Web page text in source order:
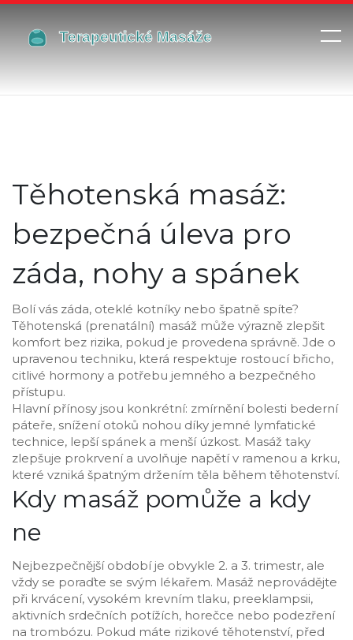
Těhotenská masáž:
bezpečná úleva pro
záda, nohy a spánek
Bolí vás záda, oteklé kotníky nebo špatně spíte?
Těhotenská (prenatální) masáž může výrazně zlepšit
komfort bez rizika, pokud je provedena správně. Jde o
upravenou techniku, která respektuje rostoucí břicho,
citlivé hormony a potřebu jemného a bezpečného
přístupu.
Hlavní přínosy jsou konkrétní: zmírnění bolesti bederní
páteře, snížení otoků nohou díky jemné lymfatické
technice, lepší spánek a menší úzkost. Masáž taky
zlepšuje prokrvení a uvolňuje napětí v ramenou a krku,
které vzniká špatným držením těla během těhotenství.
Kdy masáž pomůže a kdy
ne
Nejbezpečnější období je obvykle 2. a 3. trimestr, ale
vždy se poraďte se svým lékařem. Masáž neprovádějte
při krvácení, vysokém krevním tlaku, preeklampsii,
aktivních srdečních potížích, horečce nebo podezření
na trombózu. Pokud máte rizikové těhotenství, před